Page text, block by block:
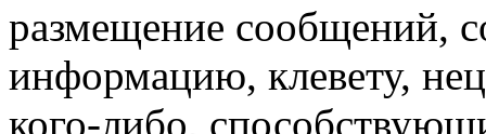
размещение сообщений,
информацию, клевету,
кого-либо,